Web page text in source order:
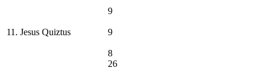
11. Jesus Quiztus
9
9
8
26